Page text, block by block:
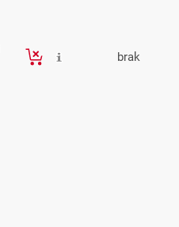
brak